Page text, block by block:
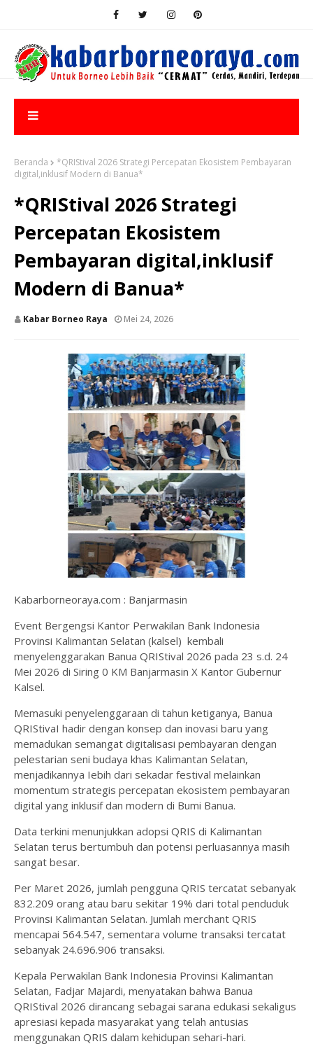
Beranda
*QRIStival 2026 Strategi Percepatan Ekosistem Pembayaran
digital,inklusif Modern di Banua*
*QRIStival 2026 Strategi
Percepatan Ekosistem
Pembayaran digital,inklusif
Modern di Banua*
Kabar Borneo Raya Mei 24, 2026
Kabarborneoraya.com : Banjarmasin
Event Bergengsi Kantor Perwakilan Bank Indonesia
Provinsi Kalimantan Selatan (kalsel) kembali
menyelenggarakan Banua QRIStival 2026 pada 23 s.d. 24
Mei 2026 di Siring 0 KM Banjarmasin X Kantor Gubernur
Kalsel.
Memasuki penyelenggaraan di tahun ketiganya, Banua
QRIStivaI hadir dengan konsep dan inovasi baru yang
memadukan semangat digitalisasi pembayaran dengan
pelestarian seni budaya khas Kalimantan Selatan,
menjadikannya Iebih dari sekadar festival melainkan
momentum strategis percepatan ekosistem pembayaran
digital yang inklusif dan modern di Bumi Banua.
Data terkini menunjukkan adopsi QRIS di Kalimantan
Selatan terus bertumbuh dan potensi perluasannya masih
sangat besar.
Per Maret 2026, jumlah pengguna QRIS tercatat sebanyak
832.209 orang atau baru sekitar 19% dari total penduduk
Provinsi Kalimantan Selatan. Jumlah merchant QRIS
mencapai 564.547, sementara volume transaksi tercatat
sebanyak 24.696.906 transaksi.
Kepala Perwakilan Bank Indonesia Provinsi Kalimantan
Selatan, Fadjar Majardi, menyatakan bahwa Banua
QRIStival 2026 dirancang sebagai sarana edukasi sekaligus
apresiasi kepada masyarakat yang telah antusias
menggunakan QRIS dalam kehidupan sehari-hari.